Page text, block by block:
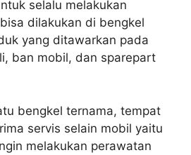
selalu melakukan
dilakukan di bengkel
yang ditawarkan pada
ban mobil, dan sparepart
bengkel ternama, tempat
servis selain mobil yaitu
melakukan perawatan